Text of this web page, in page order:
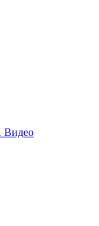
Видео